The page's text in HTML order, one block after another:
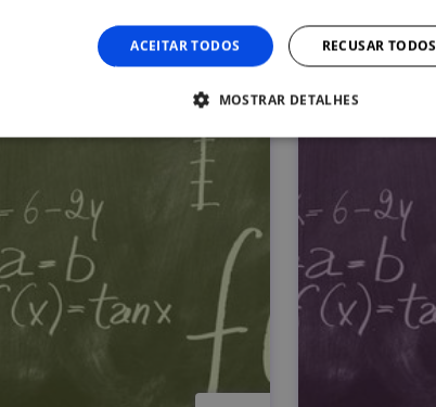
ACEITAR TODOS RECUSAR TODOS
MOSTRAR DETALHES